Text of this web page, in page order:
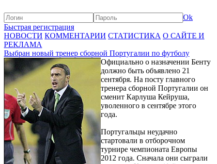
Ok
Быстрая регистрация
НОВОСТИ КОММЕНТАРИИ СТАТИСТИКА О САЙТЕ И
РЕКЛАМА
Выбран новый тренер сборной Португалии по футболу
Официально о назначении Бенту
должно быть объявлено 21
сентября. На посту главного
тренера сборной Португалии он
сменит Карлуша Кейруша,
уволенного в сентябре этого
года.
Португальцы неудачно
стартовали в отборочном
турнире чемпионата Европы
2012 года. Сначала они сыграли